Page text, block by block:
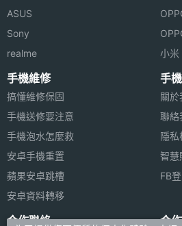
ASUS
Sony
realme
小米
手機維修
搞懂維修保固
手機送修要注意
手機泡水怎麼救
安卓手機重置
蘋果安卓跳槽
安卓資料轉移
手
關於
聯絡
隱私
智慧
FB
合作聯絡 合